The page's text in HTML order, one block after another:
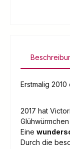
Erstmalig
2017 hat
Eine
Durch die